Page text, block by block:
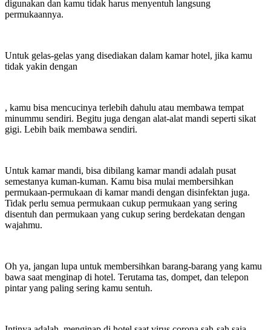
digunakan dan kamu tidak harus menyentuh langsung
permukaannya.
Untuk gelas-gelas yang disediakan dalam kamar hotel, jika kamu
tidak yakin dengan
, kamu bisa mencucinya terlebih dahulu atau membawa tempat
minummu sendiri. Begitu juga dengan alat-alat mandi seperti sikat
gigi. Lebih baik membawa sendiri.
Untuk kamar mandi, bisa dibilang kamar mandi adalah pusat
semestanya kuman-kuman. Kamu bisa mulai membersihkan
permukaan-permukaan di kamar mandi dengan disinfektan juga.
Tidak perlu semua permukaan cukup permukaan yang sering
disentuh dan permukaan yang cukup sering berdekatan dengan
wajahmu.
Oh ya, jangan lupa untuk membersihkan barang-barang yang kamu
bawa saat menginap di hotel. Terutama tas, dompet, dan telepon
pintar yang paling sering kamu sentuh.